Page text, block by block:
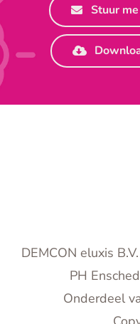
Stuur
DEMCON eluxis
PH
Onderdeel